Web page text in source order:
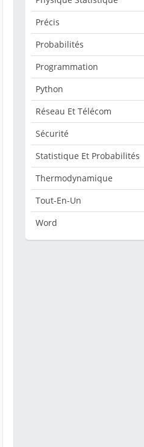
Précis
Probabilités
Programmation
Python
Réseau Et Télécom
Sécurité
Statistique Et Probabilités
Thermodynamique
Tout-En-Un
Word